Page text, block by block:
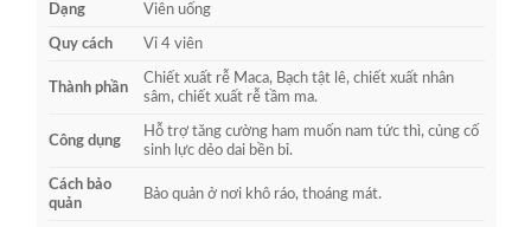
Dạng Viên uống
Quy cách Vỉ 4 viên
Thành phần
Chiết xuất rễ Maca, Bạch tật lê, chiết xuất nhân
sâm, chiết xuất rễ tầm ma.
Công dụng
Hỗ trợ tăng cường ham muốn nam tức thì, củng cố
sinh lực dẻo dai bền bỉ.
Cách bảo
quản
Bảo quản ở nơi khô ráo, thoáng mát.